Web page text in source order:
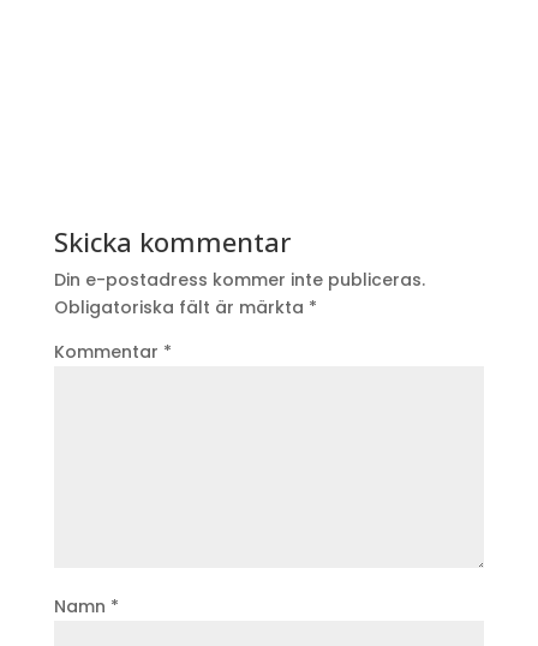
Skicka kommentar
Din e-postadress kommer inte publiceras.
Obligatoriska fält är märkta *
Kommentar *
Namn *